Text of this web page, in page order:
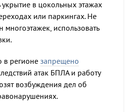
укрытие в цокольных этажах
или паркингах. Не
многоэтажек, использовать
в регионе запрещено
атак БПЛА и работу
возбуждения дел об